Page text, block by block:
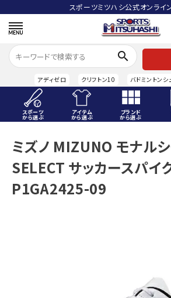
スポーツミツハシ公式オンライ
search
アディゼロ クリフトン10 バドミントンシ
スポーツ
から選ぶ
アイテム
から選ぶ
ブランド
から選ぶ
ACCOUNT MENU
ようこそ ゲスト 様
meeting_room ログイン person
ミズノ MIZUNO モナル
SELECT サッカースパイ
P1GA2425-09